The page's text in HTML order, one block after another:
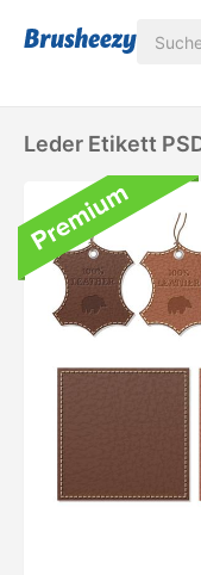
Leder Etikett